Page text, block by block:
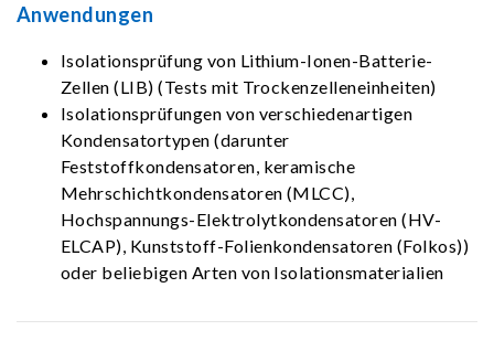
Anwendungen
Isolationsprüfung von Lithium-Ionen-Batterie-
Zellen (LIB) (Tests mit Trockenzelleneinheiten)
Isolationsprüfungen von verschiedenartigen
Kondensatortypen (darunter
Feststoffkondensatoren, keramische
Mehrschichtkondensatoren (MLCC),
Hochspannungs-Elektrolytkondensatoren (HV-
ELCAP), Kunststoff-Folienkondensatoren (Folkos))
oder beliebigen Arten von Isolationsmaterialien